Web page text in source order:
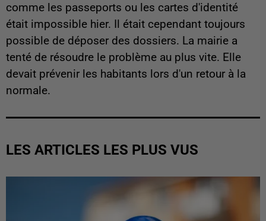
comme les passeports ou les cartes d'identité
était impossible hier. Il était cependant toujours
possible de déposer des dossiers. La mairie a
tenté de résoudre le problème au plus vite. Elle
devait prévenir les habitants lors d'un retour à la
normale.
LES ARTICLES LES PLUS VUS